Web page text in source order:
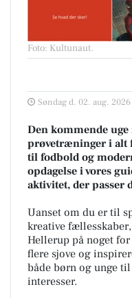
Foto: Kultunaut.
Søndag d. 02. aug.
Den kommende
prøvetræninger i alt
til fodbold og
opdagelse i vores
aktivitet, der passer
Uanset om du er til
kreative
Hellerup på noget
flere sjove og
både børn og unge
interesser.